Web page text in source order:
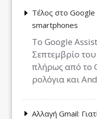
Τέλος στο
smartphones
Το Google
Σεπτεμβρίο
πλήρως από το
ρολόγια και
Αλλαγή Gmail: